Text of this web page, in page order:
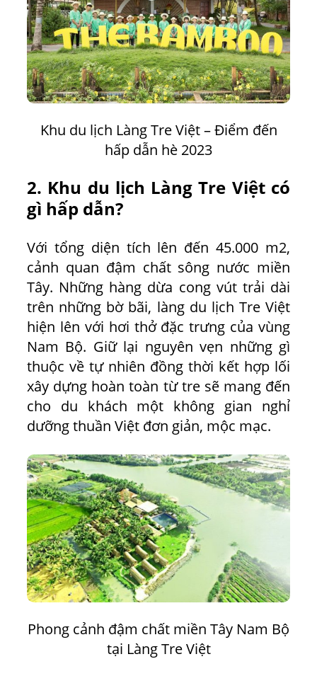
Khu du lịch Làng Tre Việt – Điểm đến
hấp dẫn hè 2023
2. Khu du lịch Làng Tre Việt có
gì hấp dẫn?
Với tổng diện tích lên đến 45.000 m2,
cảnh quan đậm chất sông nước miền
Tây. Những hàng dừa cong vút trải dài
trên những bờ bãi, làng du lịch Tre Việt
hiện lên với hơi thở đặc trưng của vùng
Nam Bộ. Giữ lại nguyên vẹn những gì
thuộc về tự nhiên đồng thời kết hợp lối
xây dựng hoàn toàn từ tre sẽ mang đến
cho du khách một không gian nghỉ
dưỡng thuần Việt đơn giản, mộc mạc.
Phong cảnh đậm chất miền Tây Nam Bộ
tại Làng Tre Việt